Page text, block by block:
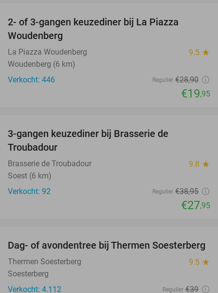
2- of 3-gangen keuzediner bij La Piazza
Woudenberg
La Piazza Woudenberg 9.5 star
Woudenberg (6 km)
Verkocht: 446
Regulier €28,90
€19,95
3-gangen keuzediner bij Brasserie de
Troubadour
Brasserie de Troubadour 9.8 star
Soest (6 km)
Verkocht: 92
Regulier €38,95
€27,95
29%
Dag- of avondentree bij Thermen Soesterberg
Thermen Soesterberg 9.5 star
Soesterberg
Verkocht: 4.112
Regulier €39